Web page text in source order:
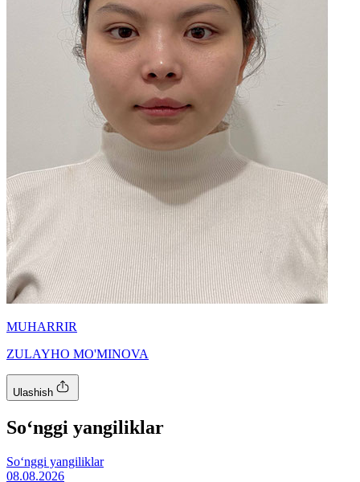
MUHARRIR
ZULAYHO MO'MINOVA
Ulashish
So‘nggi yangiliklar
So‘nggi yangiliklar
08.08.2026